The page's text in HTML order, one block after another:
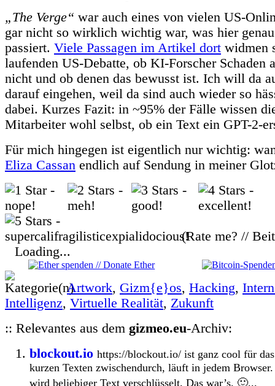
„The Verge“ war auch eines von vielen US-
gar nicht so wirklich wichtig war, was hier
passiert. Viele Passagen im Artikel dort widmen
laufenden US-Debatte, ob KI-Forscher Schaden
nicht und ob denen das bewusst ist. Ich will da
darauf eingehen, weil da sind auch wieder so
dabei. Kurzes Fazit: in ~95% der Fälle wissen
Mitarbeiter wohl selbst, ob ein Text ein GPT-2-
Für mich hingegen ist eigentlich nur wichtig:
Eliza Cassan endlich auf Sendung in meiner
(Rate me? //
Loading...
Artwork, Gizm{e}os, Hacking,
Intelligenz, Virtuelle Realität, Zukunft
:: Relevantes aus dem gizmeo.eu-Archiv:
blockout.io https://blockout.io/ ist ganz cool für
kurzen Texten zwischendurch, läuft in jedem